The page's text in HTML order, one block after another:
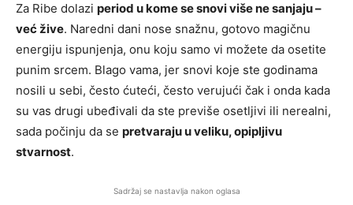
Za Ribe dolazi period u kome se snovi više ne sanjaju –
već žive. Naredni dani nose snažnu, gotovo magičnu
energiju ispunjenja, onu koju samo vi možete da osetite
punim srcem. Blago vama, jer snovi koje ste godinama
nosili u sebi, često ćuteći, često verujući čak i onda kada
su vas drugi ubeđivali da ste previše osetljivi ili nerealni,
sada počinju da se pretvaraju u veliku, opipljivu
stvarnost.
Sadržaj se nastavlja nakon oglasa